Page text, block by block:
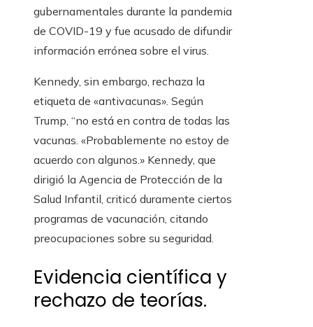
gubernamentales durante la pandemia
de COVID-19 y fue acusado de difundir
información errónea sobre el virus.
Kennedy, sin embargo, rechaza la
etiqueta de «antivacunas». Según
Trump, “no está en contra de todas las
vacunas. «Probablemente no estoy de
acuerdo con algunos.» Kennedy, que
dirigió la Agencia de Protección de la
Salud Infantil, criticó duramente ciertos
programas de vacunación, citando
preocupaciones sobre su seguridad.
Evidencia científica y
rechazo de teorías.